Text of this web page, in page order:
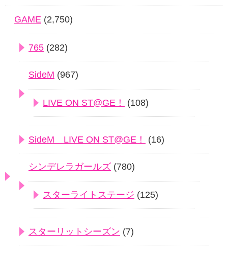
GAME (2,750)
765 (282)
SideM (967)
LIVE ON ST@GE！ (108)
SideM LIVE ON ST@GE！ (16)
シンデレラガールズ (780)
スターライトステージ (125)
スターリットシーズン (7)